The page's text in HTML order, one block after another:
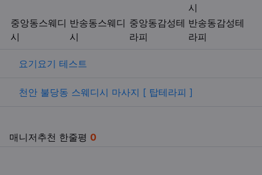
시
중앙동스웨디
시
반송동스웨디
시
중앙동감성테
라피
반송동감성테
라피
관련자료
요기요기 테스트
천안 불당동 스웨디시 마사지 [ 탑테라피 ]
매니저추천 한줄평 0